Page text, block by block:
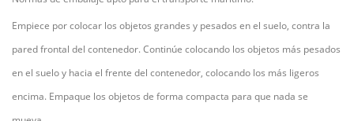
Empiece por colocar los objetos grandes y pesados en el suelo, contra la
pared frontal del contenedor. Continúe colocando los objetos más pesados
en el suelo y hacia el frente del contenedor, colocando los más ligeros
encima. Empaque los objetos de forma compacta para que nada se